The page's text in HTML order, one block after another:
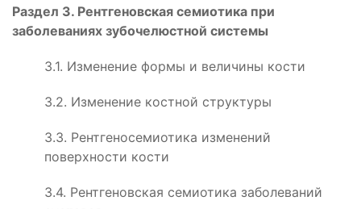
Раздел 3. Рентгеновская семиотика при
заболеваниях зубочелюстной системы
3.1. Изменение формы и величины кости
3.2. Изменение костной структуры
3.3. Рентгеносемиотика изменений
поверхности кости
3.4. Рентгеновская семиотика заболеваний